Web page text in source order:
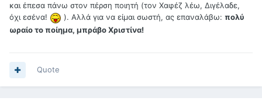
και έπεσα πάνω στον πέρση ποιητή (τον Χαφέζ λέω, Διγέλαδε,
όχι εσένα!
). Αλλά για να είμαι σωστή, ας επαναλάβω: πολύ
ωραίο το ποίημα, μπράβο Χριστίνα!
Quote